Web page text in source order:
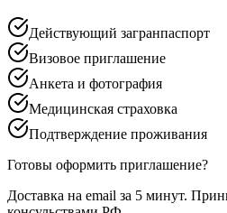
Действующий загранпаспорт
Визовое приглашение
Анкета и фотография
Медицинская страховка
Подтверждение проживания
Готовы оформить приглашение?
Доставка на email за 5 минут.